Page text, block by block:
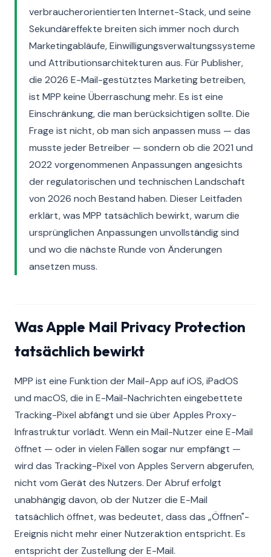
verbraucherorientierten Internet-Stack, und seine
Sekundäreffekte breiten sich immer noch durch
Marketingabläufe, Einwilligungsverwaltungssysteme
und Attributionsarchitekturen aus. Für Publisher,
die 2026 E-Mail-gestütztes Marketing betreiben,
ist MPP keine Überraschung mehr. Es ist eine
Einschränkung, die man berücksichtigen sollte. Die
Frage ist nicht, ob man sich anpassen muss — das
musste jeder Betreiber — sondern ob die 2021 und
2022 vorgenommenen Anpassungen angesichts
der regulatorischen und technischen Landschaft
von 2026 noch Bestand haben. Dieser Leitfaden
erklärt, was MPP tatsächlich bewirkt, warum die
ursprünglichen Anpassungen unvollständig sind
und wo die nächste Runde von Änderungen
ansetzen muss.
Was Apple Mail Privacy Protection
tatsächlich bewirkt
MPP ist eine Funktion der Mail-App auf iOS, iPadOS
und macOS, die in E-Mail-Nachrichten eingebettete
Tracking-Pixel abfängt und sie über Apples Proxy-
Infrastruktur vorlädt. Wenn ein Mail-Nutzer eine E-Mail
öffnet — oder in vielen Fällen sogar nur empfängt —
wird das Tracking-Pixel von Apples Servern abgerufen,
nicht vom Gerät des Nutzers. Der Abruf erfolgt
unabhängig davon, ob der Nutzer die E-Mail
tatsächlich öffnet, was bedeutet, dass das „Öffnen"-
Ereignis nicht mehr einer Nutzeraktion entspricht. Es
entspricht der Zustellung der E-Mail.